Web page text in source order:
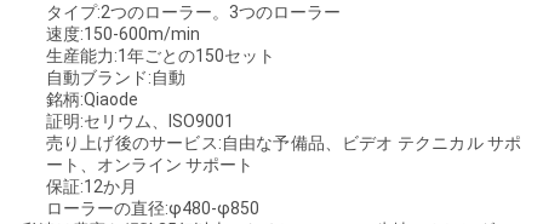
タイプ:2つのローラー。3つのローラー
速度:150-600m/min
生産能力:1年ごとの150セット
自動ブランド:自動
銘柄:Qiaode
証明:セリウム、ISO9001
売り上げ後のサービス:自由な予備品、ビデオ テクニカル サポ
ート、オンライン サポート
保証:12か月
ローラーの直径:φ480-φ850